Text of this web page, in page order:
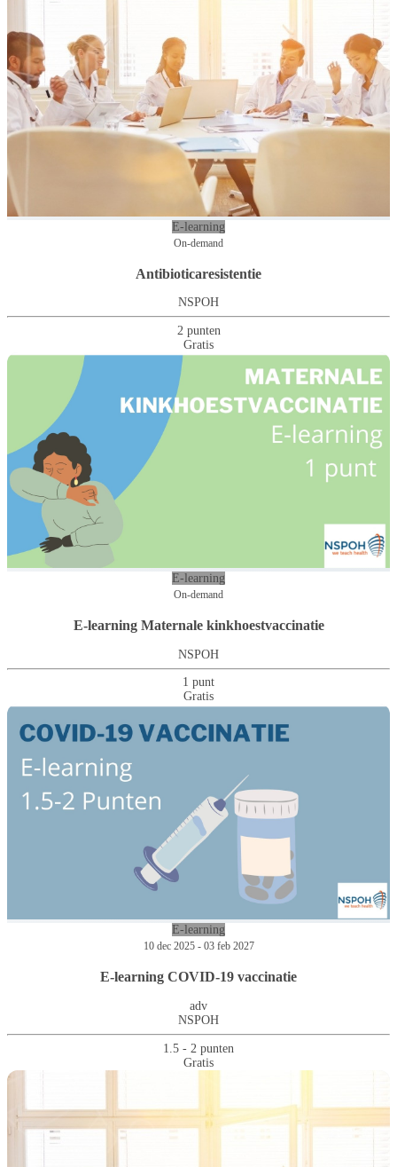
E-learning
On-demand
Antibioticaresistentie
NSPOH
2 punten
Gratis
E-learning
On-demand
E-learning Maternale kinkhoestvaccinatie
NSPOH
1 punt
Gratis
E-learning
10 dec 2025 - 03 feb 2027
E-learning COVID-19 vaccinatie
adv
NSPOH
1.5 - 2 punten
Gratis